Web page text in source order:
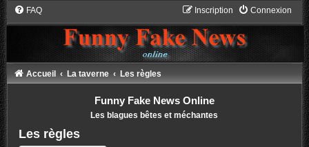
FAQ Connexion
Inscription
Accueil La taverne Les règles
Funny Fake News Online
Les blagues bêtes et méchantes
Les règles